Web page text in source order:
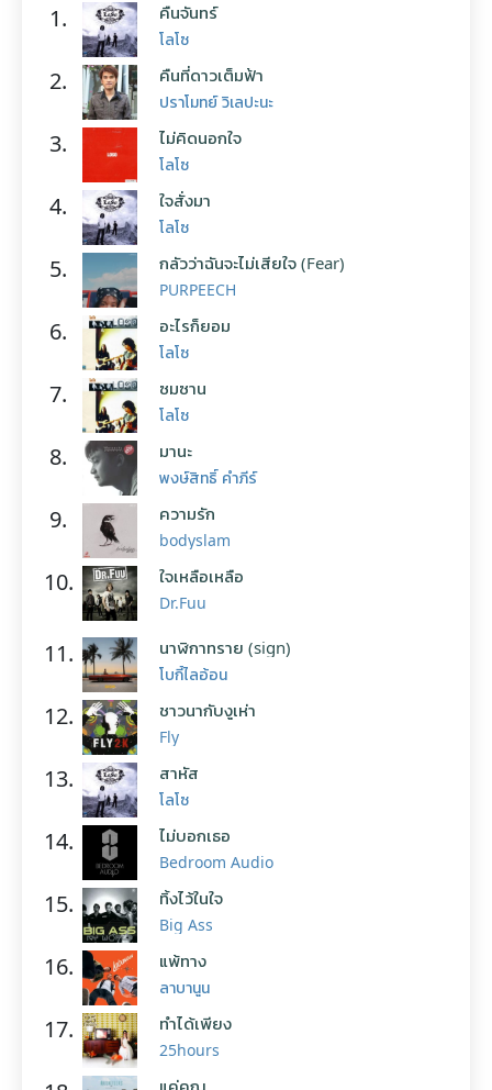
1. คืนจันทร์
โลโซ
2. คืนที่ดาวเต็มฟ้า
ปราโมทย์ วิเลปะนะ
3. ไม่คิดนอกใจ
โลโซ
4. ใจสั่งมา
โลโซ
5. กลัวว่าฉันจะไม่เสียใจ (Fear)
PURPEECH
6. อะไรก็ยอม
โลโซ
7. ซมซาน
โลโซ
8. มานะ
พงษ์สิทธิ์ คำภีร์
9. ความรัก
bodyslam
10. ใจเหลือเหลือ
Dr.Fuu
11. นาฬิกาทราย (sign)
โบกี้ไลอ้อน
12. ชาวนากับงูเห่า
Fly
13. สาหัส
โลโซ
14. ไม่บอกเธอ
Bedroom Audio
15. ทิ้งไว้ในใจ
Big Ass
16. แพ้ทาง
ลาบานูน
17. ทำได้เพียง
25hours